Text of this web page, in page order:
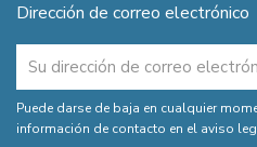
Dirección de correo electrónico
Puede darse de baja en cualquier
información de contacto en el aviso